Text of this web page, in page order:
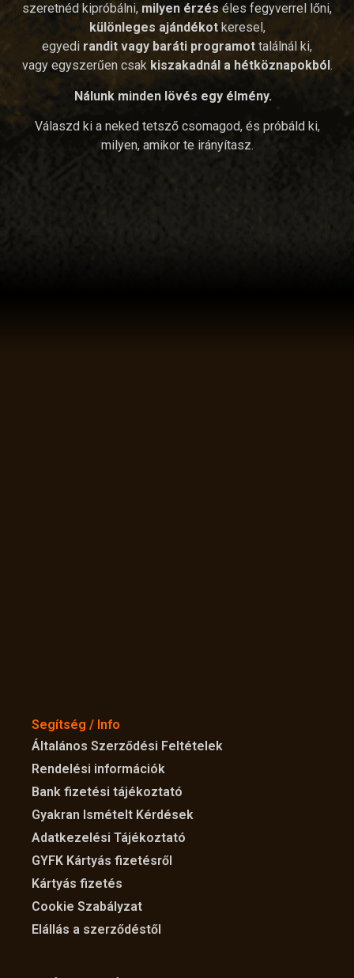
szeretnéd kipróbálni, milyen érzéséles fegyverrel lőni,
különleges ajándékotkeresel,
egyedi randit vagy baráti programot találnál ki,
vagy egyszerűen csak kiszakadnál a hétköznapokból .
Nálunk minden lövés egy élmény.
Válaszd ki a neked tetsző csomagod, és próbáld ki,
milyen, amikor te irányítasz.
Segítség / Info
Általános Szerződési Feltételek
Rendelési információk
Bank fizetési tájékoztató
Gyakran Ismételt Kérdések
Adatkezelési Tájékoztató
GYFK Kártyás fizetésről
Kártyás fizetés
Cookie Szabályzat
Elállás a szerződéstől